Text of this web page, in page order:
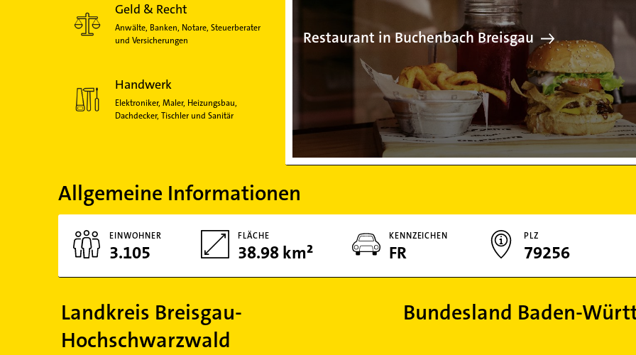
Geld & Recht
Anwälte, Banken, Notare, Steuerberater
und Versicherungen
Handwerk
Elektroniker, Maler, Heizungsbau,
Dachdecker, Tischler und Sanitär
Restaurant in Buchenbach Breisgau
Allgemeine Informationen
EINWOHNER
3.105
FLÄCHE
38.98 km²
KENNZEICHEN
FR
PLZ
79256
Landkreis Breisgau-
Hochschwarzwald
Bundesland Baden-